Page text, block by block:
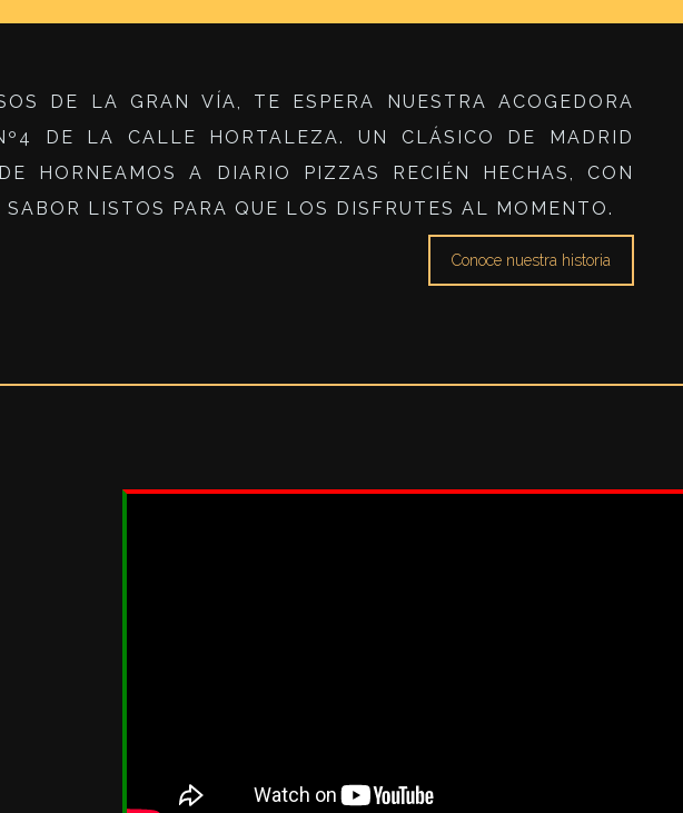
DE LA GRAN VÍA, TE ESPERA NUESTRA ACOGEDORA
DE LA CALLE HORTALEZA. UN CLÁSICO DE MADRID
HORNEAMOS A DIARIO PIZZAS RECIÉN HECHAS, CON
LISTOS PARA QUE LOS DISFRUTES AL MOMENTO.
Conoce nuestra historia